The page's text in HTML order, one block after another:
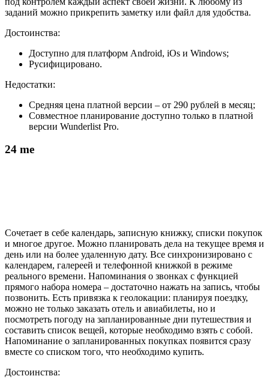
заданий можно прикрепить заметку или файл для удобства.
Достоинства:
Доступно для платформ Android, iOs и Windows;
Русифицировано.
Недостатки:
Средняя цена платной версии – от 290 рублей в месяц;
Совместное планирование доступно только в платной
версии Wunderlist Pro.
24 me
Сочетает в себе календарь, записную книжку, списки покупок
и многое другое. Можно планировать дела на текущее время и
день или на более удаленную дату. Все синхронизировано с
календарем, галереей и телефонной книжкой в режиме
реального времени. Напоминания о звонках с функцией
прямого набора номера – достаточно нажать на запись, чтобы
позвонить. Есть привязка к геолокации: планируя поездку,
можно не только заказать отель и авиабилеты, но и
посмотреть погоду на запланированные дни путешествия и
составить список вещей, которые необходимо взять с собой.
Напоминание о запланированных покупках появится сразу
вместе со списком того, что необходимо купить.
Достоинства: